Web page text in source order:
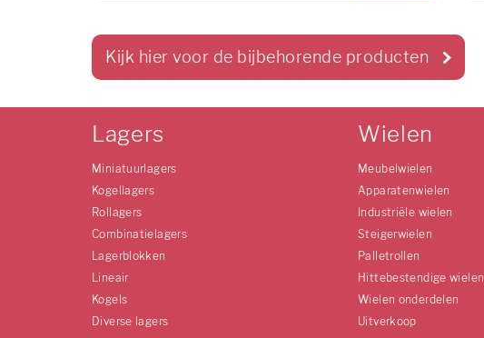
Kijk hier voor de bijbehorende producten
Lagers
Miniatuurlagers
Kogellagers
Rollagers
Combinatielagers
Lagerblokken
Lineair
Kogels
Diverse lagers
Wielen
Meubelwielen
Apparatenwielen
Industriële wielen
Steigerwielen
Palletrollen
Hittebestendige wielen
Wielen onderdelen
Uitverkoop